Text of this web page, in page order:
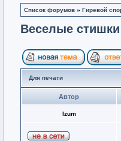
Список форумов » Гиревой
Веселые
Для печати
Автор
Izum